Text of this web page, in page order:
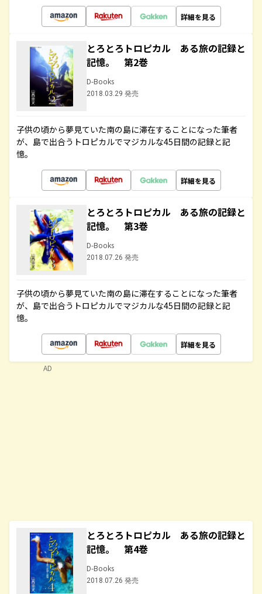
詳細を見る
とろとろトロピカル ある旅の記録と
記憶。 第2巻
D-Books
2018.03.29 発売
子供の頃から夢見ていた南の島に滞在することになった筆者
が、島で出合うトロピカルでマジカルな45日間の記録と記
憶。
詳細を見る
とろとろトロピカル ある旅の記録と
記憶。 第3巻
D-Books
2018.07.26 発売
子供の頃から夢見ていた南の島に滞在することになった筆者
が、島で出合うトロピカルでマジカルな45日間の記録と記
憶。
詳細を見る
とろとろトロピカル ある旅の記録と
記憶。 第4巻
D-Books
2018.07.26 発売
AD